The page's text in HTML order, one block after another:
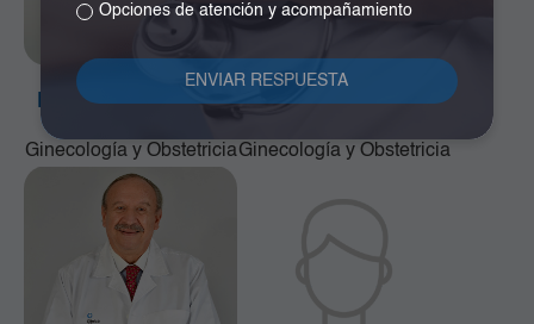
Dr. Alfonso Correa
Ginecología y Obstetricia
Dr. Álvaro Cano
Ginecología y Obstetricia
Opciones de atención y acompañamiento